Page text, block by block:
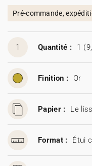
Présentoirs comptoir
Pré-commande,
1 Quantité : 1
Finition : Or
Papier : Le
Format : Étui